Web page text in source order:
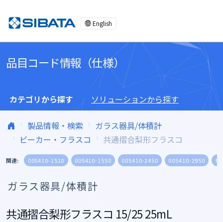
English
品目コード情報（仕様）
カテゴリから探す ソリューションから探す
製品情報・検索
ガラス器具/体積計
ビーカー・フラスコ
共通摺合梨形フラスコ
関連: 005410-1510 005410-1550 005410-2450 005410-2950
ガラス器具/体積計
共通摺合梨形フラスコ 15/25 25mL